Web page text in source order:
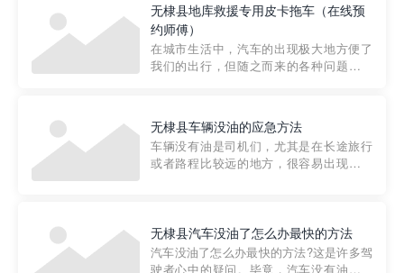
路救援拖车的收费标准是由当地交通管理
部门制定的。起步价通...
无棣县地库救援专用皮卡拖车（在线预
约师傅）
在城市生活中，汽车的出现极大地方便了
我们的出行，但随之而来的各种问题也让
紧急情况下，我们需要一种高效可靠的救
援方式。而这时，地库救援专...
无棣县车辆没油的应急方法
车辆没有油是司机们，尤其是在长途旅行
或者路程比较远的地方，很容易出现这种
的送油师傅，解决没油的紧急情况。 首
先，让我们来了解一下穿...
无棣县汽车没油了怎么办最快的方法
汽车没油了怎么办最快的方法?这是许多驾
驶者心中的疑问。毕竟，汽车没有油就无